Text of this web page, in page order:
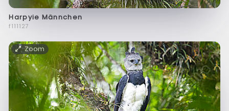
Harpyie Männchen
f111127
Zoom